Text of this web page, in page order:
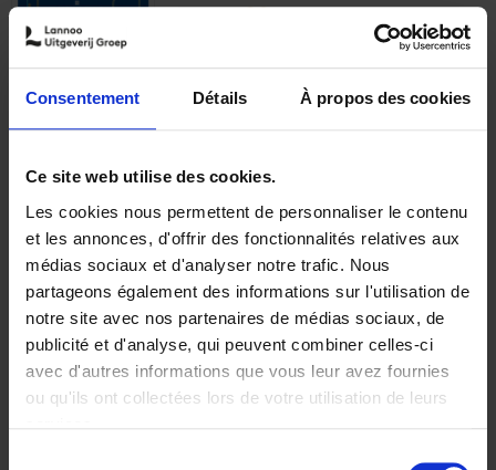
Consentement Détails À propos des cookies
Ce site web utilise des cookies.
Les cookies nous permettent de personnaliser le contenu
et les annonces, d'offrir des fonctionnalités relatives aux
médias sociaux et d'analyser notre trafic. Nous
partageons également des informations sur l'utilisation de
notre site avec nos partenaires de médias sociaux, de
publicité et d'analyse, qui peuvent combiner celles-ci
avec d'autres informations que vous leur avez fournies
ou qu'ils ont collectées lors de votre utilisation de leurs
€29,99
Optichannel Retail. Beyond
the Digital Hysteria
Gino Van Ossel
Autre finition
2019 350
€29,99